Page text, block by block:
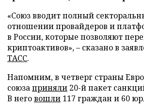
«Союз вводит полный
отношении провайдеров и
в России, которые позволяют
криптоактивов», – сказано в
ТАСС.
Напомним, в четверг страны
союзаприняли 20-й пакет
В неговошли 117 граждан и 60